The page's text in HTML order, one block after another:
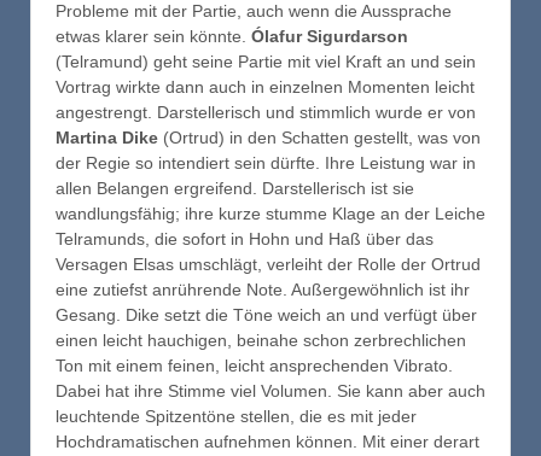
Probleme mit der Partie, auch wenn die Aussprache
etwas klarer sein könnte. Ólafur Sigurdarson
(Telramund) geht seine Partie mit viel Kraft an und sein
Vortrag wirkte dann auch in einzelnen Momenten leicht
angestrengt. Darstellerisch und stimmlich wurde er von
Martina Dike (Ortrud) in den Schatten gestellt, was von
der Regie so intendiert sein dürfte. Ihre Leistung war in
allen Belangen ergreifend. Darstellerisch ist sie
wandlungsfähig; ihre kurze stumme Klage an der Leiche
Telramunds, die sofort in Hohn und Haß über das
Versagen Elsas umschlägt, verleiht der Rolle der Ortrud
eine zutiefst anrührende Note. Außergewöhnlich ist ihr
Gesang. Dike setzt die Töne weich an und verfügt über
einen leicht hauchigen, beinahe schon zerbrechlichen
Ton mit einem feinen, leicht ansprechenden Vibrato.
Dabei hat ihre Stimme viel Volumen. Sie kann aber auch
leuchtende Spitzentöne stellen, die es mit jeder
Hochdramatischen aufnehmen können. Mit einer derart